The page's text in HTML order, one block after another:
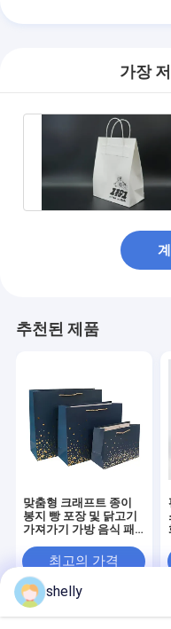
가장
추천된 제품
맞춤형 크래프트 종이
봉지 빵 포장 및 닭고기
가져가기 가방 음식 패
렉소 인쇄최고의 가격
shelly